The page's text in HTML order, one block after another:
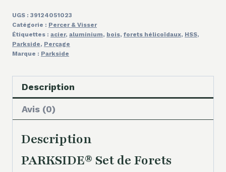
UGS : 39124051023
Catégorie : Percer & Visser
Étiquettes : acier, aluminium, bois, forets hélicoïdaux, HSS,
Parkside, Perçage
Marque : Parkside
Description
Avis (0)
Description
PARKSIDE® Set de Forets